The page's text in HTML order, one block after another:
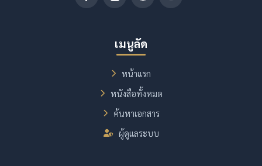
เมนูลัด
หน้าแรก
หนังสือทั้งหมด
ค้นหาเอกสาร
ผู้ดูแลระบบ